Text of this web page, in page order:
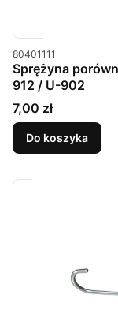
Kod produktu
80401111
Sprężyna
912 / U-902
Cena
7,00 zł
Do koszyka